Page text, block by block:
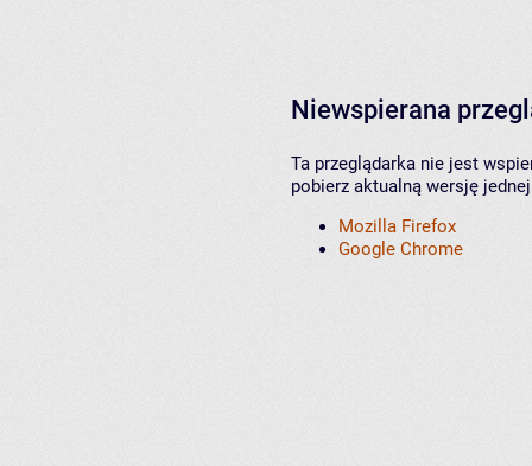
Niewspierana
Ta przeglądarka nie jest
pobierz aktualną wersję
Mozilla Firefox
Google Chrome